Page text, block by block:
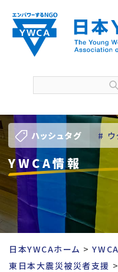
content
ハッシュタグ # ウ
# バ
#
#
# 東
#
YWCA情報
日本YWCAホーム
東日本大震災被災者支援